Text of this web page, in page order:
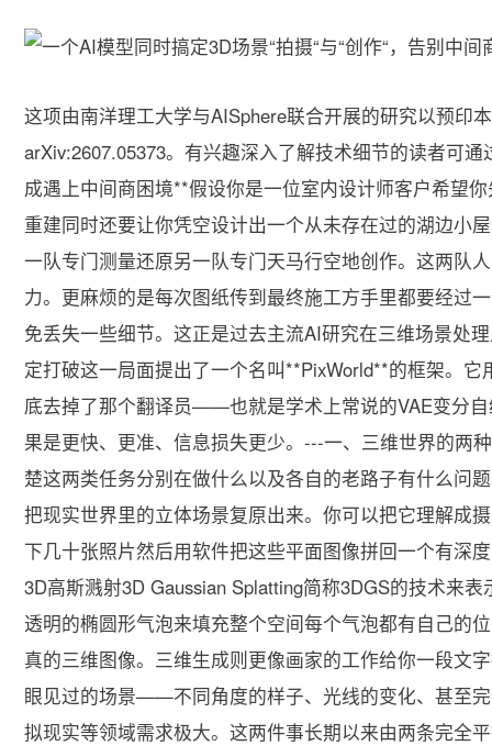
这项由南洋理工大学与AISphere联合开展的研究以预印
arXiv:2607.05373。有兴趣深入了解技术细节的读者可
成遇上中间商困境**假设你是一位室内设计师客户希望
重建同时还要让你凭空设计出一个从未存在过的湖边小
一队专门测量还原另一队专门天马行空地创作。这两队
力。更麻烦的是每次图纸传到最终施工方手里都要经过
免丢失一些细节。这正是过去主流AI研究在三维场景处
定打破这一局面提出了一个名叫**PixWorld**的框架。
底去掉了那个翻译员——也就是学术上常说的VAE变分
果是更快、更准、信息损失更少。---一、三维世界的两
楚这两类任务分别在做什么以及各自的老路子有什么问
把现实世界里的立体场景复原出来。你可以把它理解成
下几十张照片然后用软件把这些平面图像拼回一个有深
3D高斯溅射3D Gaussian Splatting简称3DGS的技术来
透明的椭圆形气泡来填充整个空间每个气泡都有自己的
真的三维图像。三维生成则更像画家的工作给你一段文
眼见过的场景——不同角度的样子、光线的变化、甚至
拟现实等领域需求极大。这两件事长期以来由两条完全